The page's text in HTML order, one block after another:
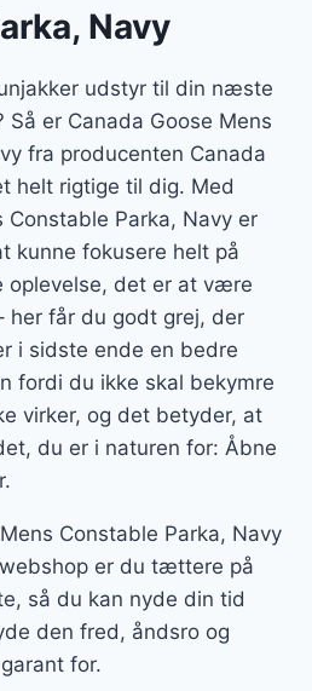
Navy
udstyr til din næste
er Canada Goose Mens
fra producenten Canada
helt rigtige til dig. Med
Constable Parka, Navy er
kunne fokusere helt på
oplevelse, det er at være
her får du godt grej, der
i sidste ende en bedre
fordi du ikke skal bekymre
virker, og det betyder, at
du er i naturen for: Åbne
Constable Parka, Navy
er du tættere på
så du kan nyde din tid
den fred, åndsro og
for.